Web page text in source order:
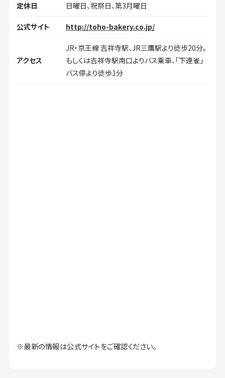
定休日 日曜日、祝祭日、第3月曜日
公式サイト http://toho-bakery.co.jp/
アクセス
JR・京王線 吉祥寺駅、JR三鷹駅より徒歩20分。
もしくは吉祥寺駅南口よりバス乗車、「下連雀」
バス停より徒歩1分
※最新の情報は公式サイトをご確認ください。